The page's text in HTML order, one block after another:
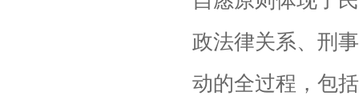
政法律关系、刑
动的全过程，包